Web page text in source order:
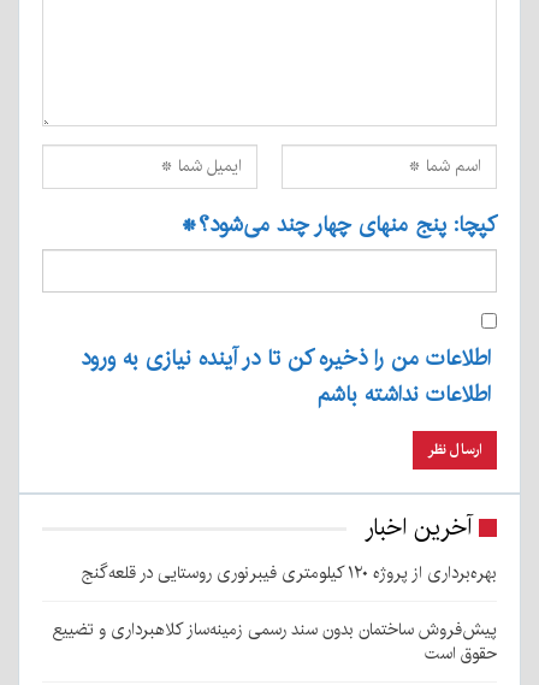
کپچا: پنج منهای چهار چند می‌شود؟*
اطلاعات من را ذخیره کن تا در آینده نیازی به ورود
اطلاعات نداشته باشم
آخرین اخبار
بهره‌برداری از پروژه ۱۲۰ کیلومتری فیبرنوری روستایی در قلعه‌گنج
پیش‌فروش ساختمان بدون سند رسمی زمینه‌ساز کلاهبرداری و تضییع
حقوق است